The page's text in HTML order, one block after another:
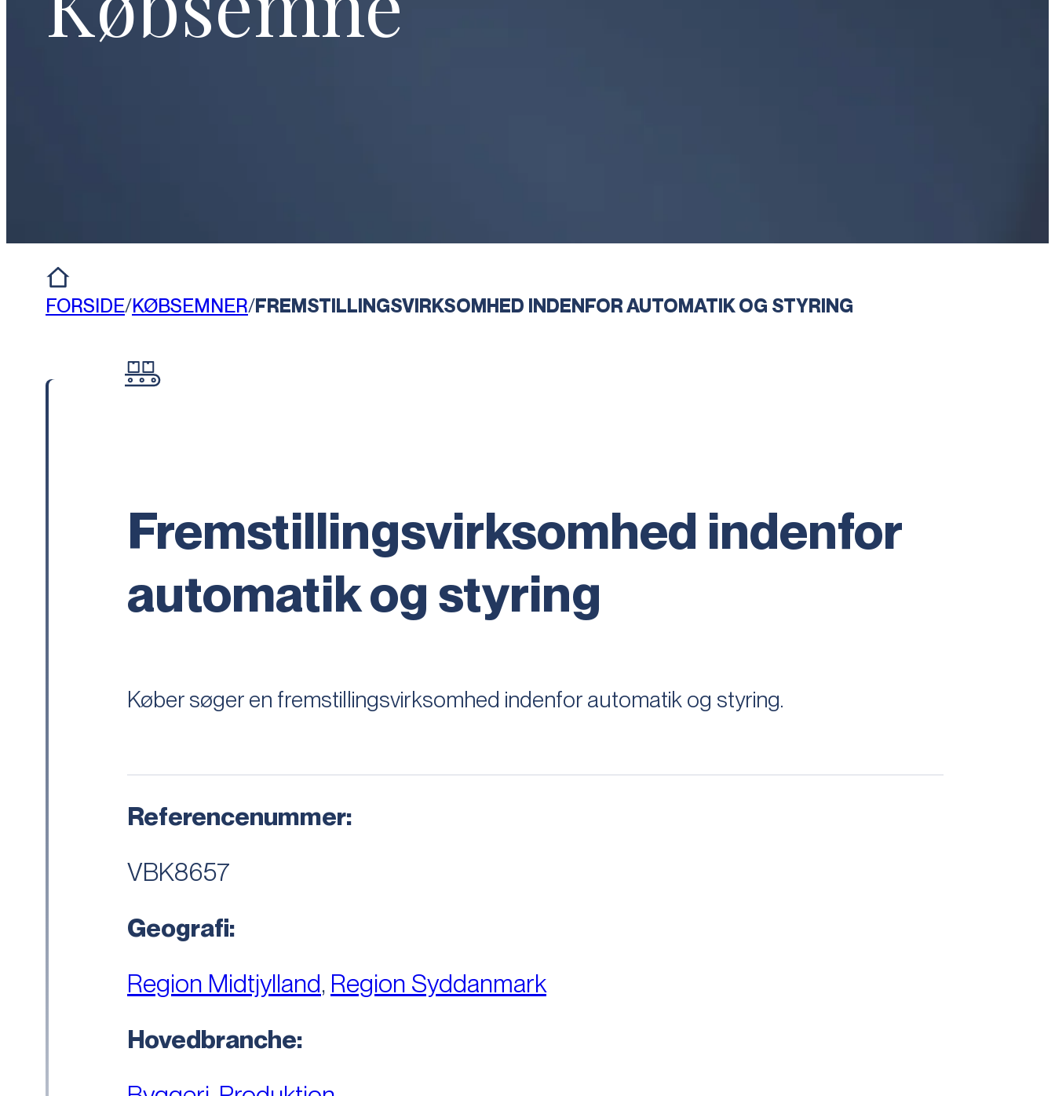
FORSIDE/KØBSEMNER/FREMSTILLINGSVIRKSOMHED INDENFOR AUTOMATIK OG STYRING
Fremstillingsvirksomhed indenfor
automatik og styring
Køber søger en fremstillingsvirksomhed indenfor automatik og styring.
Referencenummer:
VBK8657
Geografi:
Region Midtjylland, Region Syddanmark
Hovedbranche: